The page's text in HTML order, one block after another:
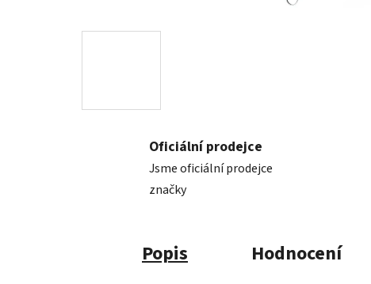
Oficiální prodejce
Jsme oficiální prodejce
značky
Popis Hodnocení